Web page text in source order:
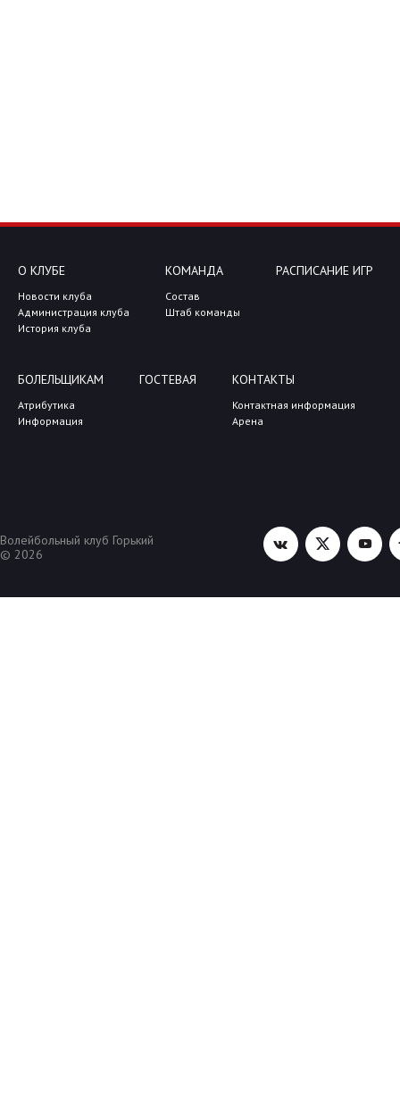
О КЛУБЕ
Новости клуба
Администрация клуба
История клуба
КОМАНДА
Состав
Штаб команды
РАСПИСАНИЕ ИГР
БОЛЕЛЬЩИКАМ
Атрибутика
Информация
ГОСТЕВАЯ КОНТАКТЫ
Контактная информация
Арена
Волейбольный клуб Горький
© 2026